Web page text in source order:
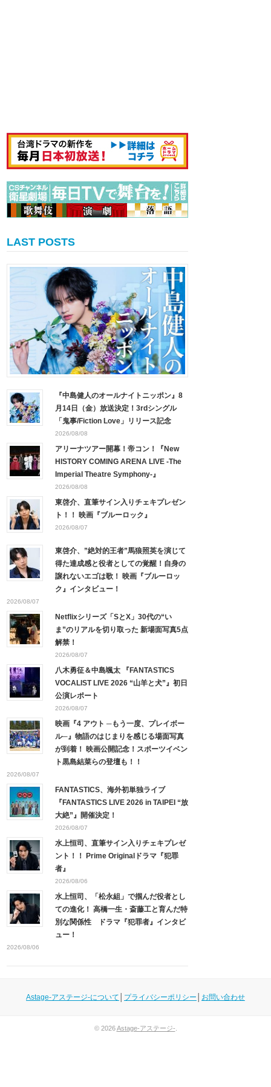
LAST POSTS
『中島健人のオールナイトニッポン』8
月14日（金）放送決定！3rdシングル
「鬼事/Fiction Love」リリース記念
2026/08/08
アリーナツアー開幕！帝コン！『New
HISTORY COMING ARENA LIVE -The
Imperial Theatre Symphony-』
2026/08/08
東啓介、直筆サイン入りチェキプレゼン
ト！！ 映画『ブルーロック』
2026/08/07
東啓介、”絶対的王者”馬狼照英を演じて
得た達成感と役者としての覚醒！自身の
譲れないエゴは歌！ 映画『ブルーロッ
ク』インタビュー！
2026/08/07
Netflixシリーズ「SとX」30代の“い
ま”のリアルを切り取った 新場面写真5点
解禁！
2026/08/07
八木勇征＆中島颯太 『FANTASTICS
VOCALIST LIVE 2026 “山羊と犬”』初日
公演レポート
2026/08/07
映画『4 アウト ─もう一度、プレイボー
ル─』物語のはじまりを感じる場面写真
が到着！ 映画公開記念！スポーツイベン
ト黒島結菜らの登壇も！！
2026/08/07
FANTASTICS、海外初単独ライブ
『FANTASTICS LIVE 2026 in TAIPEI “放
大絶”』開催決定！
2026/08/07
水上恒司、直筆サイン入りチェキプレゼ
ント！！ Prime Originalドラマ『犯罪
者』
2026/08/06
水上恒司、「松永組」で掴んだ役者とし
ての進化！ 高橋一生・斎藤工と育んだ特
別な関係性 ドラマ『犯罪者』インタビ
ュー！
2026/08/06
Astage-アステージ-について プライバシーポリシー お問い合わせ
© 2026Astage-アステージ-